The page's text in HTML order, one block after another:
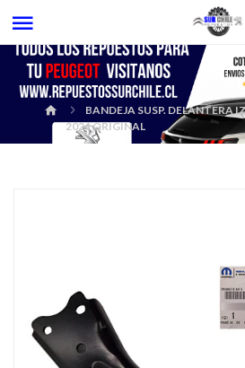
BANDEJA SUSP. DELANTERA
2024 ORIGINAL